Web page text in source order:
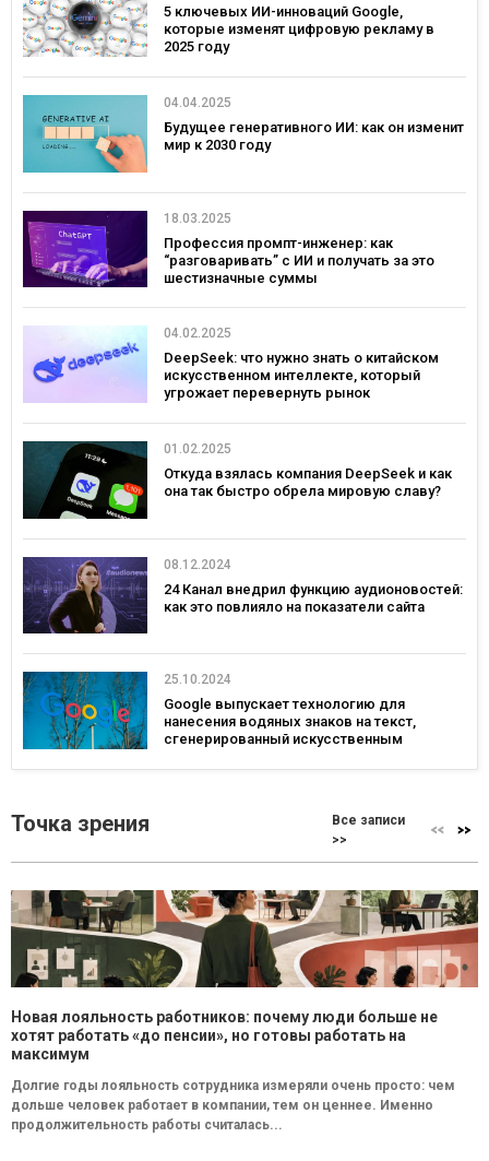
5 ключевых ИИ-инноваций Google,
которые изменят цифровую рекламу в
2025 году
04.04.2025
Будущее генеративного ИИ: как он изменит
мир к 2030 году
18.03.2025
Профессия промпт-инженер: как
“разговаривать” с ИИ и получать за это
шестизначные суммы
04.02.2025
DeepSeek: что нужно знать о китайском
искусственном интеллекте, который
угрожает перевернуть рынок
01.02.2025
Откуда взялась компания DeepSeek и как
она так быстро обрела мировую славу?
08.12.2024
24 Канал внедрил функцию аудионовостей:
как это повлияло на показатели сайта
25.10.2024
Google выпускает технологию для
нанесения водяных знаков на текст,
сгенерированный искусственным
Точка зрения
Все записи
>>
Новая лояльность работников: почему люди больше не
хотят работать «до пенсии», но готовы работать на
максимум
Долгие годы лояльность сотрудника измеряли очень просто: чем
дольше человек работает в компании, тем он ценнее. Именно
продолжительность работы считалась...